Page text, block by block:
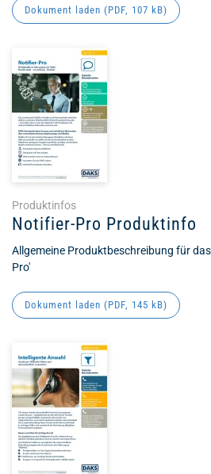
Dokument laden (PDF, 107 kB)
Produktinfos
Notifier-Pro Produktinfo
Allgemeine Produktbeschreibung für
Pro'
Dokument laden (PDF, 145 kB)